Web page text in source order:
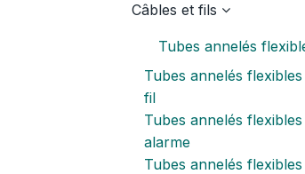
Câbles et fils
Tubes annelés
Tubes annelés
fil
Tubes annelés flexibles
alarme
Tubes annelés flexibles